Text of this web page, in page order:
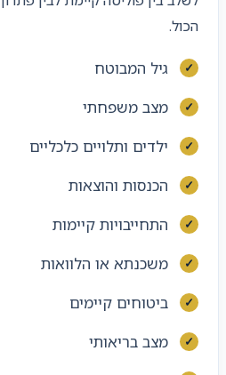
הכול.
גיל המבוטח
מצב משפחתי
ילדים ותלויים כלכליים
הכנסות והוצאות
התחייבויות קיימות
משכנתא או הלוואות
ביטוחים קיימים
מצב בריאותי